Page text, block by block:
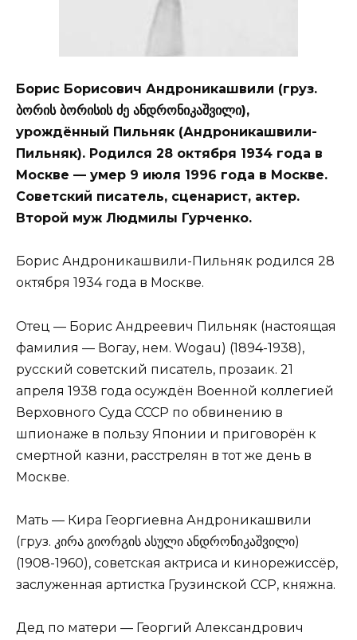
Борис Борисович Андроникашвили (груз.
ბორის ბორისის ძე ანდრონიკაშვილი),
урождённый Пильняк (Андроникашвили-
Пильняк). Родился 28 октября 1934 года в
Москве — умер 9 июля 1996 года в Москве.
Советский писатель, сценарист, актер.
Второй муж Людмилы Гурченко.
Борис Андроникашвили-Пильняк родился 28
октября 1934 года в Москве.
Отец — Борис Андреевич Пильняк (настоящая
фамилия — Вогау, нем. Wogau) (1894-1938),
русский советский писатель, прозаик. 21
апреля 1938 года осуждён Военной коллегией
Верховного Суда СССР по обвинению в
шпионаже в пользу Японии и приговорён к
смертной казни, расстрелян в тот же день в
Москве.
Мать — Кира Георгиевна Андроникашвили
(груз. კირა გიორგის ასული ანდრონიკაშვილი)
(1908-1960), советская актриса и кинорежиссёр,
заслуженная артистка Грузинской ССР, княжна.
Дед по матери — Георгий Александрович